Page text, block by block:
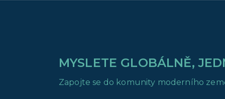
MYSLETE GLOBÁLNĚ,
Zapojte se do komunity moderního